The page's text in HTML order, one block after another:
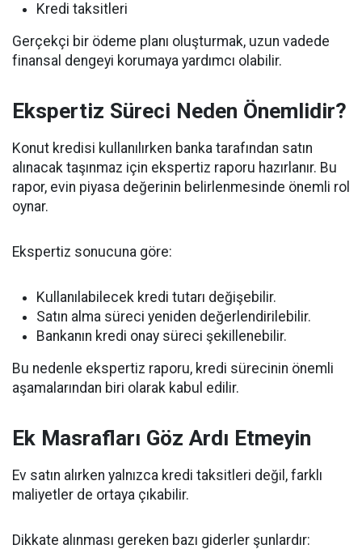
Kredi taksitleri
Gerçekçi bir ödeme planı oluşturmak, uzun vadede
finansal dengeyi korumaya yardımcı olabilir.
Ekspertiz Süreci Neden Önemlidir?
Konut kredisi kullanılırken banka tarafından satın
alınacak taşınmaz için ekspertiz raporu hazırlanır. Bu
rapor, evin piyasa değerinin belirlenmesinde önemli rol
oynar.
Ekspertiz sonucuna göre:
Kullanılabilecek kredi tutarı değişebilir.
Satın alma süreci yeniden değerlendirilebilir.
Bankanın kredi onay süreci şekillenebilir.
Bu nedenle ekspertiz raporu, kredi sürecinin önemli
aşamalarından biri olarak kabul edilir.
Ek Masrafları Göz Ardı Etmeyin
Ev satın alırken yalnızca kredi taksitleri değil, farklı
maliyetler de ortaya çıkabilir.
Dikkate alınması gereken bazı giderler şunlardır: